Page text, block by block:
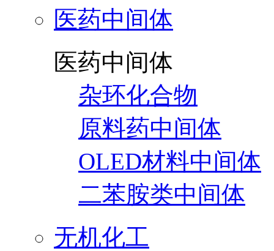
医药中间体
医药中间体
杂环化合物
原料药中间体
OLED材料中间体
二苯胺类中间体
无机化工